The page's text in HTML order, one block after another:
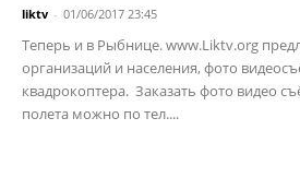
liktv - 01/06/2017 23:45
Теперь и в Рыбнице. www.Liktv.org
организаций и населения, фото
квадрокоптера. Заказать фото видео
полета можно по тел....